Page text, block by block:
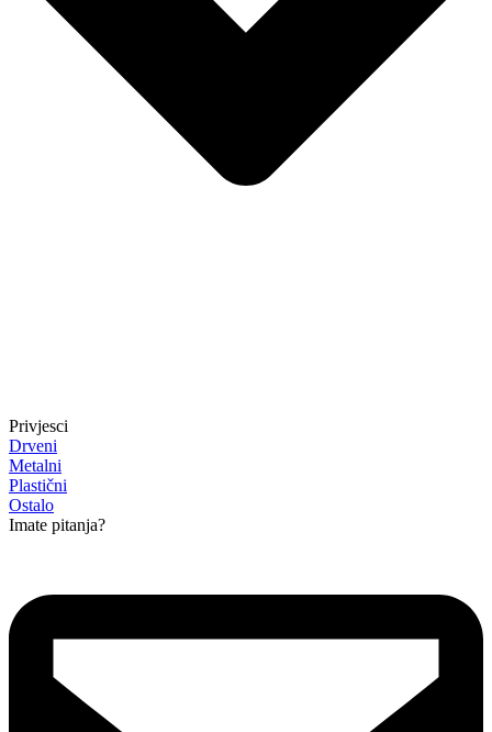
Privjesci
Drveni
Metalni
Plastični
Ostalo
Imate pitanja?